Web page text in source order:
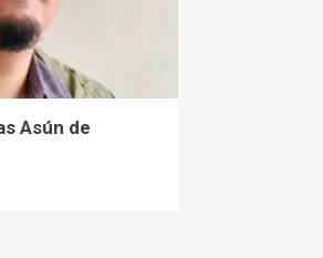
Asún de